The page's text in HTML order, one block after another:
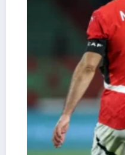
CAN
(3-1) et file
3 janvier 2026